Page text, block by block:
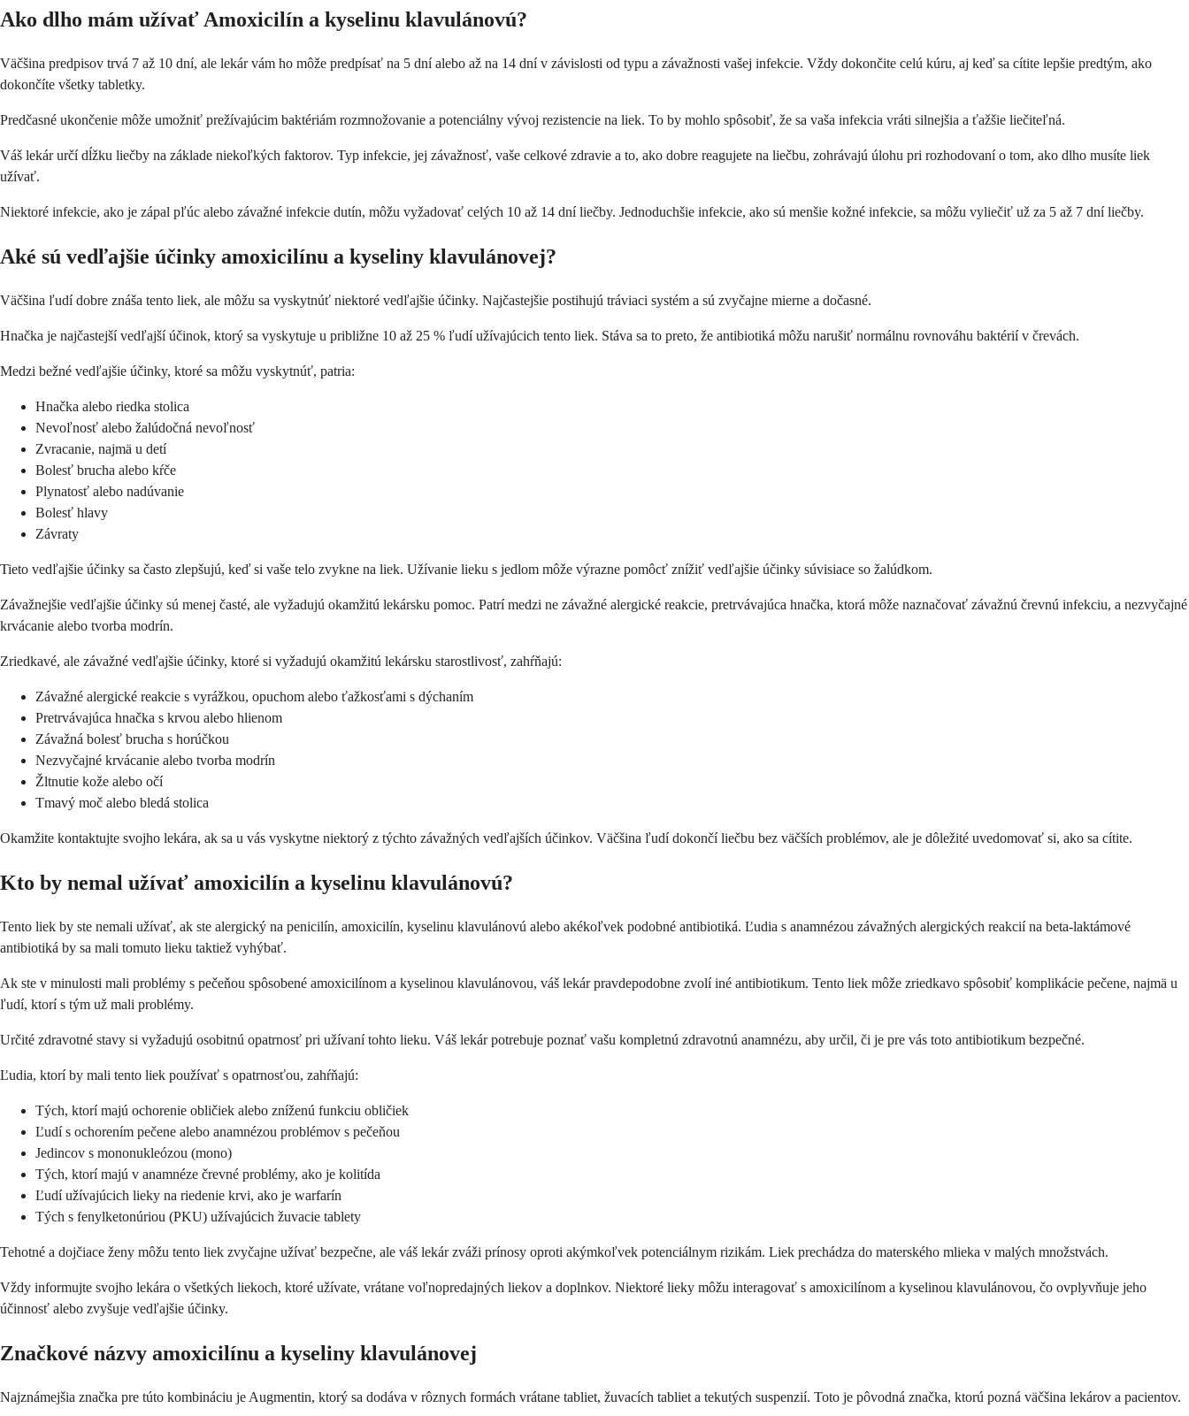
Ako dlho mám užívať Amoxicilín a kyselinu klavulánovú?
Väčšina predpisov trvá 7 až 10 dní, ale lekár vám ho môže predpísať na 5 dní alebo až na 14 dní v závislosti od typu a závažnosti vašej infekcie. Vždy dokončite celú kúru, aj keď sa cítite lepšie predtým, ako
dokončíte všetky tabletky.
Predčasné ukončenie môže umožniť prežívajúcim baktériám rozmnožovanie a potenciálny vývoj rezistencie na liek. To by mohlo spôsobiť, že sa vaša infekcia vráti silnejšia a ťažšie liečiteľná.
Váš lekár určí dĺžku liečby na základe niekoľkých faktorov. Typ infekcie, jej závažnosť, vaše celkové zdravie a to, ako dobre reagujete na liečbu, zohrávajú úlohu pri rozhodovaní o tom, ako dlho musíte liek
užívať.
Niektoré infekcie, ako je zápal pľúc alebo závažné infekcie dutín, môžu vyžadovať celých 10 až 14 dní liečby. Jednoduchšie infekcie, ako sú menšie kožné infekcie, sa môžu vyliečiť už za 5 až 7 dní liečby.
Aké sú vedľajšie účinky amoxicilínu a kyseliny klavulánovej?
Väčšina ľudí dobre znáša tento liek, ale môžu sa vyskytnúť niektoré vedľajšie účinky. Najčastejšie postihujú tráviaci systém a sú zvyčajne mierne a dočasné.
Hnačka je najčastejší vedľajší účinok, ktorý sa vyskytuje u približne 10 až 25 % ľudí užívajúcich tento liek. Stáva sa to preto, že antibiotiká môžu narušiť normálnu rovnováhu baktérií v črevách.
Medzi bežné vedľajšie účinky, ktoré sa môžu vyskytnúť, patria:
Hnačka alebo riedka stolica
Nevoľnosť alebo žalúdočná nevoľnosť
Zvracanie, najmä u detí
Bolesť brucha alebo kŕče
Plynatosť alebo nadúvanie
Bolesť hlavy
Závraty
Tieto vedľajšie účinky sa často zlepšujú, keď si vaše telo zvykne na liek. Užívanie lieku s jedlom môže výrazne pomôcť znížiť vedľajšie účinky súvisiace so žalúdkom.
Závažnejšie vedľajšie účinky sú menej časté, ale vyžadujú okamžitú lekársku pomoc. Patrí medzi ne závažné alergické reakcie, pretrvávajúca hnačka, ktorá môže naznačovať závažnú črevnú infekciu, a nezvyčajné
krvácanie alebo tvorba modrín.
Zriedkavé, ale závažné vedľajšie účinky, ktoré si vyžadujú okamžitú lekársku starostlivosť, zahŕňajú:
Závažné alergické reakcie s vyrážkou, opuchom alebo ťažkosťami s dýchaním
Pretrvávajúca hnačka s krvou alebo hlienom
Závažná bolesť brucha s horúčkou
Nezvyčajné krvácanie alebo tvorba modrín
Žltnutie kože alebo očí
Tmavý moč alebo bledá stolica
Okamžite kontaktujte svojho lekára, ak sa u vás vyskytne niektorý z týchto závažných vedľajších účinkov. Väčšina ľudí dokončí liečbu bez väčších problémov, ale je dôležité uvedomovať si, ako sa cítite.
Kto by nemal užívať amoxicilín a kyselinu klavulánovú?
Tento liek by ste nemali užívať, ak ste alergický na penicilín, amoxicilín, kyselinu klavulánovú alebo akékoľvek podobné antibiotiká. Ľudia s anamnézou závažných alergických reakcií na beta-laktámové
antibiotiká by sa mali tomuto lieku taktiež vyhýbať.
Ak ste v minulosti mali problémy s pečeňou spôsobené amoxicilínom a kyselinou klavulánovou, váš lekár pravdepodobne zvolí iné antibiotikum. Tento liek môže zriedkavo spôsobiť komplikácie pečene, najmä u
ľudí, ktorí s tým už mali problémy.
Určité zdravotné stavy si vyžadujú osobitnú opatrnosť pri užívaní tohto lieku. Váš lekár potrebuje poznať vašu kompletnú zdravotnú anamnézu, aby určil, či je pre vás toto antibiotikum bezpečné.
Ľudia, ktorí by mali tento liek používať s opatrnosťou, zahŕňajú:
Tých, ktorí majú ochorenie obličiek alebo zníženú funkciu obličiek
Ľudí s ochorením pečene alebo anamnézou problémov s pečeňou
Jedincov s mononukleózou (mono)
Tých, ktorí majú v anamnéze črevné problémy, ako je kolitída
Ľudí užívajúcich lieky na riedenie krvi, ako je warfarín
Tých s fenylketonúriou (PKU) užívajúcich žuvacie tablety
Tehotné a dojčiace ženy môžu tento liek zvyčajne užívať bezpečne, ale váš lekár zváži prínosy oproti akýmkoľvek potenciálnym rizikám. Liek prechádza do materského mlieka v malých množstvách.
Vždy informujte svojho lekára o všetkých liekoch, ktoré užívate, vrátane voľnopredajných liekov a doplnkov. Niektoré lieky môžu interagovať s amoxicilínom a kyselinou klavulánovou, čo ovplyvňuje jeho
účinnosť alebo zvyšuje vedľajšie účinky.
Značkové názvy amoxicilínu a kyseliny klavulánovej
Najznámejšia značka pre túto kombináciu je Augmentin, ktorý sa dodáva v rôznych formách vrátane tabliet, žuvacích tabliet a tekutých suspenzií. Toto je pôvodná značka, ktorú pozná väčšina lekárov a pacientov.